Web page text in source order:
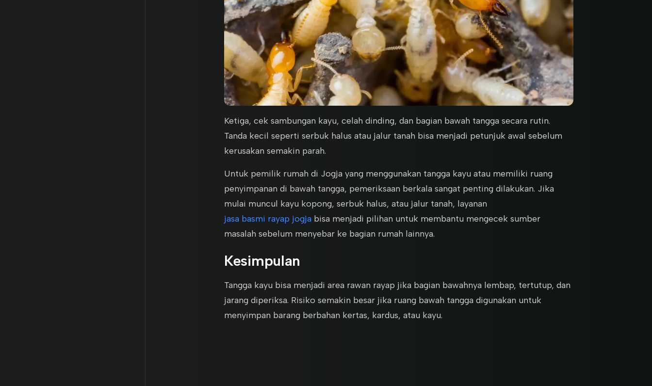
Ketiga, cek sambungan kayu, celah dinding, dan bagian bawah tangga secara rutin.
Tanda kecil seperti serbuk halus atau jalur tanah bisa menjadi petunjuk awal sebelum
kerusakan semakin parah.
Untuk pemilik rumah di Jogja yang menggunakan tangga kayu atau memiliki ruang
penyimpanan di bawah tangga, pemeriksaan berkala sangat penting dilakukan. Jika
mulai muncul kayu kopong, serbuk halus, atau jalur tanah, layanan
jasa basmi rayap jogja bisa menjadi pilihan untuk membantu mengecek sumber
masalah sebelum menyebar ke bagian rumah lainnya.
Kesimpulan
Tangga kayu bisa menjadi area rawan rayap jika bagian bawahnya lembap, tertutup, dan
jarang diperiksa. Risiko semakin besar jika ruang bawah tangga digunakan untuk
menyimpan barang berbahan kertas, kardus, atau kayu.